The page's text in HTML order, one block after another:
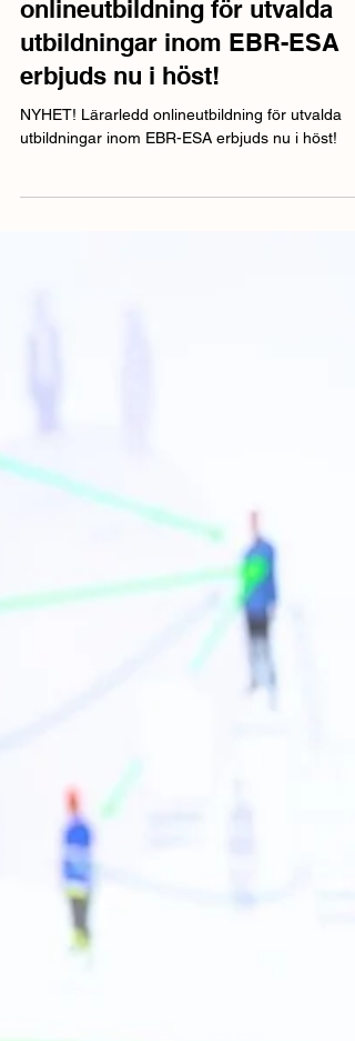
NYHET! Lärarledd
onlineutbildning för utvalda
utbildningar inom EBR-ESA
erbjuds nu i höst!